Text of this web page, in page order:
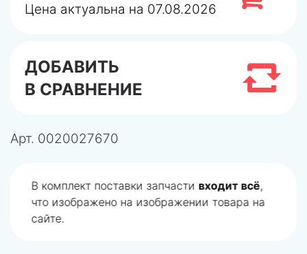
Цена актуальна на 07.08.2026
ДОБАВИТЬ
В СРАВНЕНИЕ
Арт. 0020027670
В комплект поставки запчасти входит всё,
что изображено на изображении товара на
сайте.